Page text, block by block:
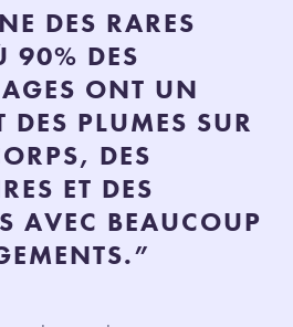
DES RARES
90% DES
ONT UN
DES PLUMES SUR
DES
ET DES
AVEC BEAUCOUP